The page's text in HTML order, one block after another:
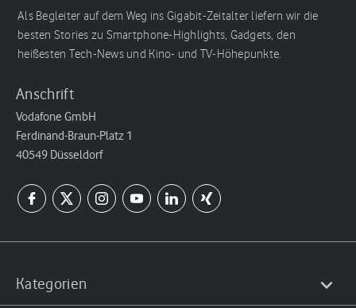
Als Begleiter auf dem Weg ins Gigabit-Zeitalter liefern wir die
besten Stories zu Smartphone-Highlights, Gadgets, den
heißesten Tech-News und Kino- und TV-Höhepunkte.
Anschrift
Vodafone GmbH
Ferdinand-Braun-Platz 1
40549 Düsseldorf
Kategorien